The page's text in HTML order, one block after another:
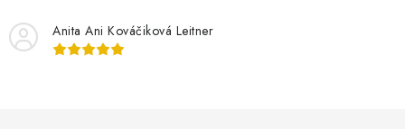
Anita Ani Kováčiková Leitner